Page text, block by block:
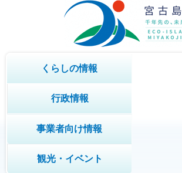
くらしの情報
行政情報
事業者向け情報
観光・イベント